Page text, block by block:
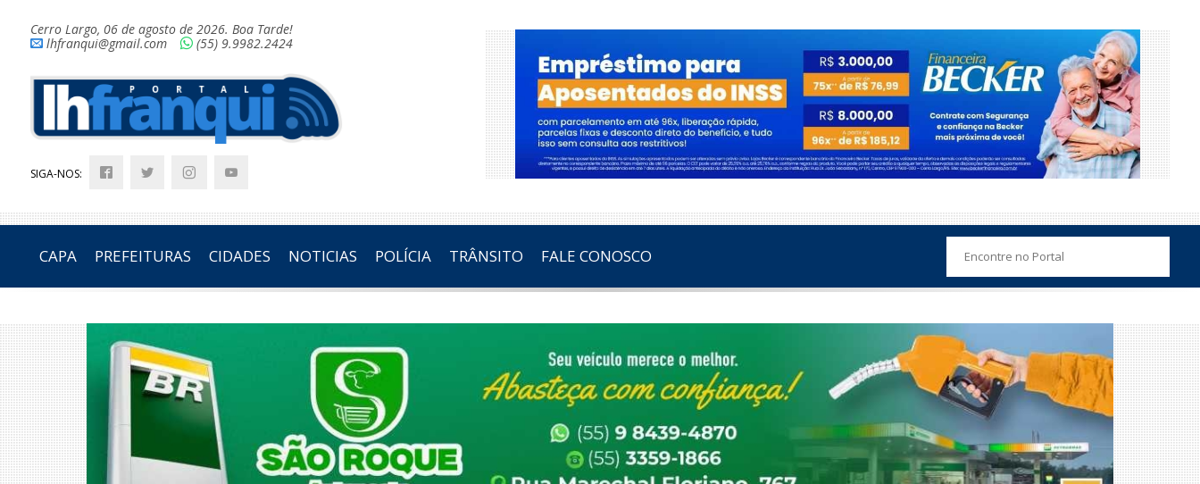
Cerro Largo, 06 de agosto de 2026. Boa Tarde!
lhfranqui@gmail.com
(55) 9.9982.2424
SIGA-NOS:
CAPA PREFEITURAS CIDADES NOTICIAS POLÍCIA TRÂNSITO FALE CONOSCO